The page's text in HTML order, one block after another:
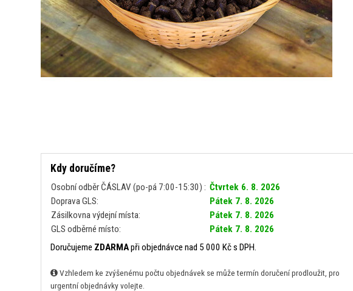
Kdy doručíme?
Osobní odběr ČÁSLAV (po-pá 7:00-15:30) : Čtvrtek 6. 8. 2026
Doprava GLS:
Pátek 7. 8. 2026
Zásilkovna výdejní místa:
Pátek 7. 8. 2026
GLS odběrné místo:
Pátek 7. 8. 2026
Doručujeme ZDARMApři objednávce nad 5 000 Kč s DPH.
Vzhledem ke zvýšenému počtu objednávek se může termín doručení prodloužit, pro
urgentní objednávky volejte.